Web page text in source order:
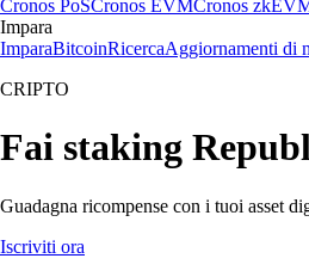
Cronos PoSCronos EVMCronos
Impara
ImparaBitcoinRicercaAggiornamenti di
CRIPTO
Fai staking
Guadagna ricompense con i tuoi asset
Iscriviti ora